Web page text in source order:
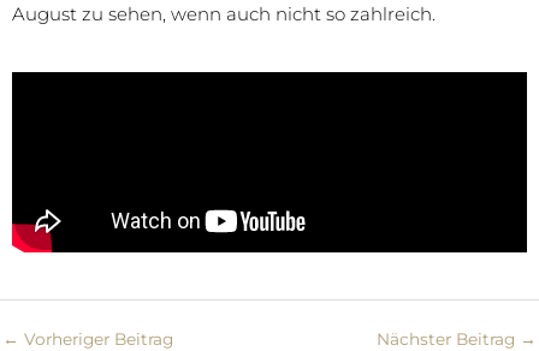
August zu sehen, wenn auch nicht so zahlreich.
← Vorheriger Beitrag Nächster Beitrag →